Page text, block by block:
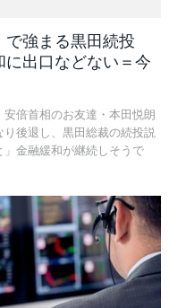
で強まる黒田続投
出口などない＝今
倍首相のお友達・本田悦朗
後退し、黒田総裁の続投説
金融緩和が継続しそうで